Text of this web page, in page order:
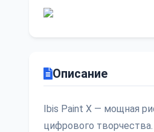
Описание
Ibis Paint X — мощная
цифрового